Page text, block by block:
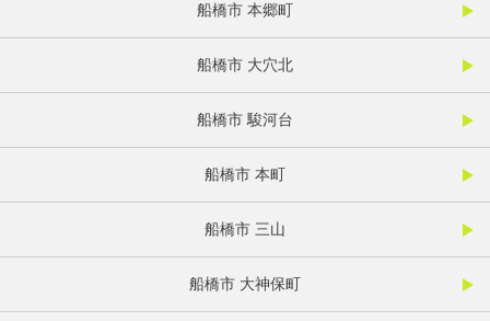
船橋市 本郷町
船橋市 大穴北
船橋市 駿河台
船橋市 本町
船橋市 三山
船橋市 大神保町